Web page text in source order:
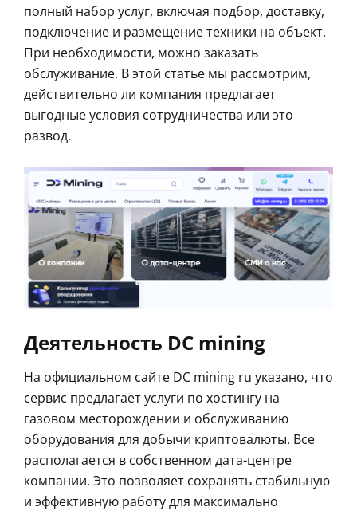
полный набор услуг, включая подбор, доставку,
подключение и размещение техники на объект.
При необходимости, можно заказать
обслуживание. В этой статье мы рассмотрим,
действительно ли компания предлагает
выгодные условия сотрудничества или это
развод.
Деятельность DC mining
На официальном сайте DC mining ru указано, что
сервис предлагает услуги по хостингу на
газовом месторождении и обслуживанию
оборудования для добычи криптовалюты. Все
располагается в собственном дата-центре
компании. Это позволяет сохранять стабильную
и эффективную работу для максимально